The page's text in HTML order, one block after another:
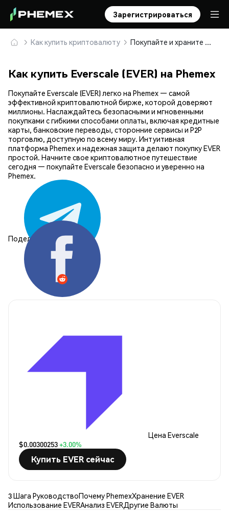
Зарегистрироваться
Как купить криптовалюту Покупайте и храните Everscale (EVER) безопасно
Как купить Everscale (EVER) на Phemex
Покупайте Everscale (EVER) легко на Phemex — самой
эффективной криптовалютной бирже, которой доверяют
миллионы. Наслаждайтесь безопасными и мгновенными
покупками с гибкими способами оплаты, включая кредитные
карты, банковские переводы, сторонние сервисы и P2P
торговлю, доступную по всему миру. Интуитивная
платформа Phemex и надежная защита делают покупку EVER
простой. Начните свое криптовалютное путешествие
сегодня — покупайте Everscale безопасно и уверенно на
Phemex.
Поделиться:
Цена Everscale
$0.00300253+3.00%
Купить EVER сейчас
3 Шага РуководствоПочему PhemexХранение EVER
Использование EVERАнализ EVERДругие Валюты